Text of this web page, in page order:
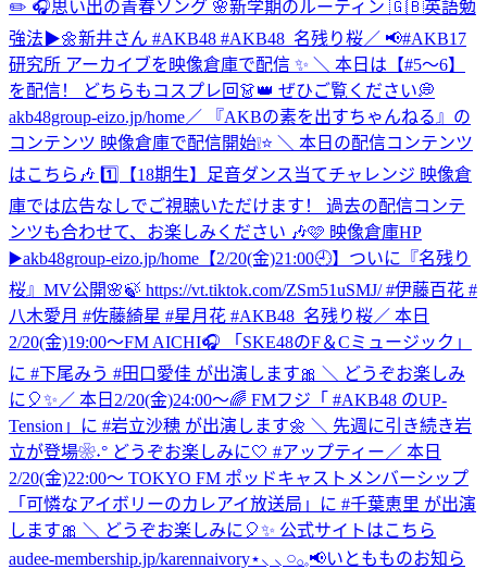
✏️ 🎧思い出の青春ソング 🌸新学期のルーティン 🇬🇧英語勉
強法▶︎🌼新井さん #AKB48 #AKB48_名残り桜／ 📢#AKB17
研究所 アーカイブを映像倉庫で配信 ✨ ＼ 本日は【#5〜6】
を配信！ どちらもコスプレ回👗👑 ぜひご覧ください💭
akb48group-eizo.jp/home／ 『AKBの素を出すちゃんねる』の
コンテンツ 映像倉庫で配信開始❕⭐️ ＼ 本日の配信コンテンツ
はこちら🎶 1️⃣【18期生】足音ダンス当てチャレンジ 映像倉
庫では広告なしでご視聴いただけます！ 過去の配信コンテ
ンツも合わせて、お楽しみください 🎶🩷 映像倉庫HP
▶️akb48group-eizo.jp/home 【2/20(金)21:00🕘】ついに『名残り
桜』MV公開🌸🍃 https://vt.tiktok.com/ZSm51uSMJ/ #伊藤百花 #
八木愛月 #佐藤綺星 #星月花 #AKB48_名残り桜／ 本日
2/20(金)19:00～FM AICHI🎧 「SKE48のF＆Cミュージック」
に #下尾みう #田口愛佳 が出演します🎀 ＼ どうぞお楽しみ
に🎈✨ ／ 本日2/20(金)24:00～🌈 FMフジ「 #AKB48 のUP-
Tension」に #岩立沙穂 が出演します🌼 ＼ 先週に引き続き岩
立が登場❀˖° どうぞお楽しみに🤍 #アップティー ／ 本日
2/20(金)22:00～ TOKYO FM ポッドキャストメンバーシップ
「可憐なアイボリーのカレアイ放送局」に #千葉恵里 が出演
します🎀 ＼ どうぞお楽しみに🎈✨ 公式サイトはこちら
audee-membership.jp/karennaivory⋆⸜ ⸜ 𓏸𓂂𓈒📢いともものお知ら